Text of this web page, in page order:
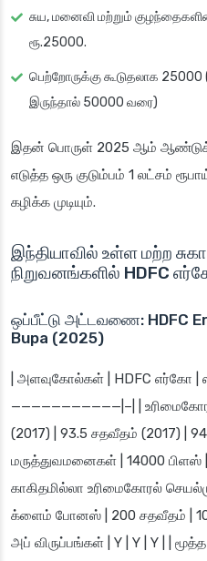
சுய, மனைவி மற்றும்
ரூ.25000.
பெற்றோருக்கு கூடுதலாக
இருந்தால் 50000 வரை)
இதன் பொருள் 2025 ஆம்
எடுத்த ஒரு குடும்பம் 1 லட்சம்
கழிக்க முடியும்.
இந்தியாவில் உள்ள மற்ற
நிறுவனங்களில் HDFC
ஒப்பீட்டு அட்டவணை: HDFC
Bupa (2025)
| அளவுகோல்கள் | HDFC எர்கோ |
———————————|–| |
(2017) | 93.5 சதவீதம் (2017) |
மருத்துவமனைகள் | 14000 பிளஸ் |
காகிதமில்லா உரிமைகோரல்
க்ளைம் போனஸ் | 200 சதவீதம் |
அப் விருப்பங்கள் | Y | Y | Y | |